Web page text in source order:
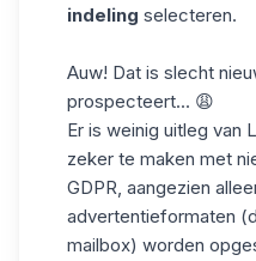
indeling selecteren.
Auw! Dat is slecht
prospecteert... 😩
Er is weinig uitleg van
zeker te maken met
GDPR, aangezien
advertentieformaten
mailbox) worden